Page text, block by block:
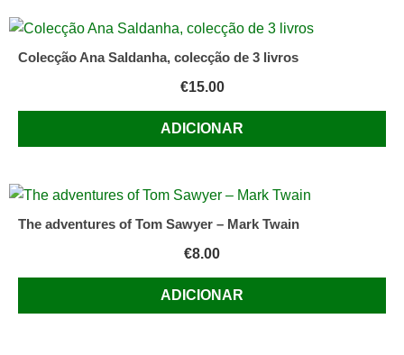
Colecção Ana Saldanha, colecção de 3 livros
€15.00
ADICIONAR
The adventures of Tom Sawyer – Mark Twain
€8.00
ADICIONAR